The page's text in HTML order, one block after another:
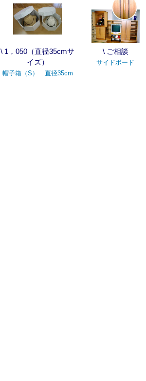
\ 1，050（直径35cmサ
イズ）
帽子箱（S） 直径35cm
\ ご相談
サイドボード